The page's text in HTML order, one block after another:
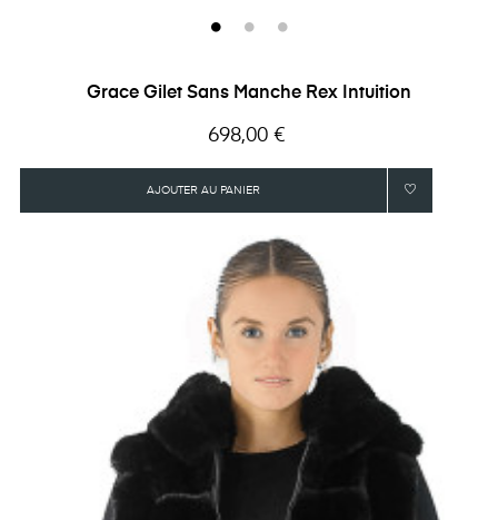
Grace Gilet Sans Manche Rex Intuition
Prix
698,00 €
AJOUTER AU PANIER